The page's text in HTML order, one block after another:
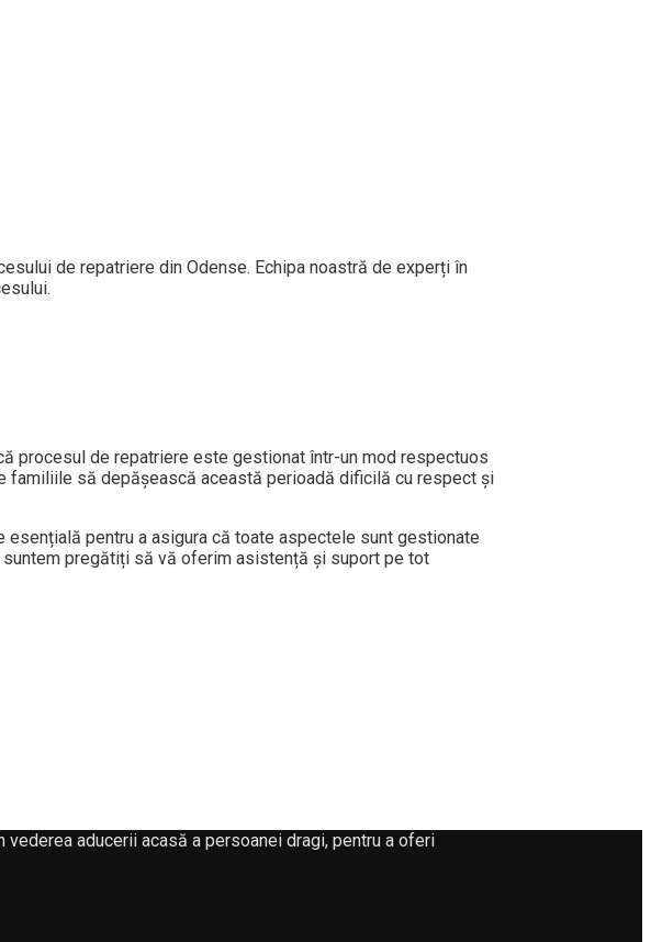
de repatriere din Odense. Echipa noastră de experți în
procesul de repatriere este gestionat într-un mod respectuos
familiile să depășească această perioadă dificilă cu respect și
pentru a asigura că toate aspectele sunt gestionate
pregătiți să vă oferim asistență și suport pe tot
aducerii acasă a persoanei dragi, pentru a oferi